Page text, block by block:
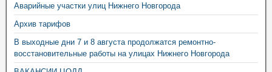
Аварийные участки улиц Нижнего Новгорода
Архив тарифов
В выходные дни 7 и 8 августа продолжатся ремонтно-
восстановительные работы на улицах Нижнего Новгорода